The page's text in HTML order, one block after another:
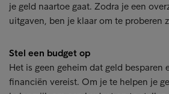
je geld naartoe gaat. Zodra je een
uitgaven, ben je klaar om te proberen
Stel een budget op
Het is geen geheim dat geld besparen
financiën vereist. Om je te helpen je